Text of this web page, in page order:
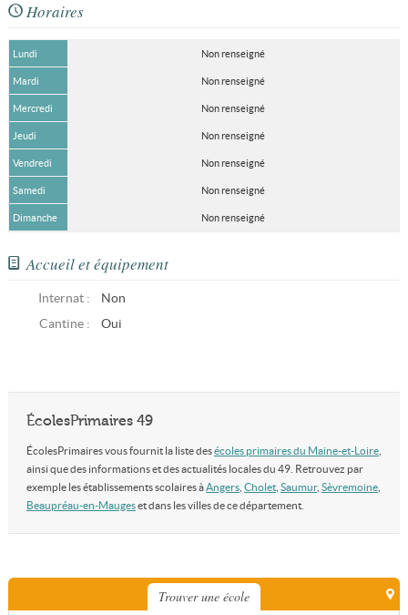
Horaires
Lundi Non renseigné
Mardi Non renseigné
Mercredi Non renseigné
Jeudi Non renseigné
Vendredi Non renseigné
Samedi Non renseigné
Dimanche Non renseigné
Accueil et équipement
Internat :
Non
Cantine :
Oui
ÉcolesPrimaires 49
ÉcolesPrimaires vous fournit la liste desécoles primaires du Maine-et-Loire,
ainsi que des informations et des actualités locales du 49. Retrouvez par
exemple les établissements scolaires àAngers, Cholet, Saumur, Sèvremoine,
Beaupréau-en-Maugeset dans les villes de ce département.
Trouver une école